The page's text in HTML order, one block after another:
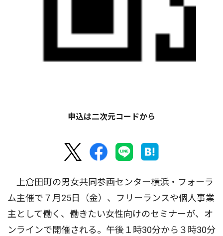
申込は二次元コードから
上倉田町の男女共同参画センター横浜・フォーラ
ム主催で７月25日（金）、フリーランスや個人事業
主として働く、働きたい女性向けのセミナーが、オ
ンラインで開催される。午後１時30分から３時30分